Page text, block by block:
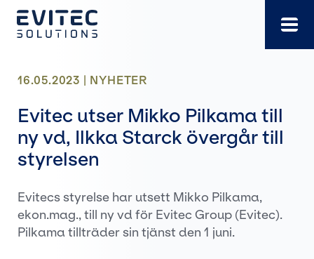
16.05.2023 | NYHETER
Evitec utser Mikko Pilkama till
ny vd, Ilkka Starck övergår till
styrelsen
Evitecs styrelse har utsett Mikko Pilkama,
ekon.mag., till ny vd för Evitec Group (Evitec).
Pilkama tillträder sin tjänst den 1 juni.